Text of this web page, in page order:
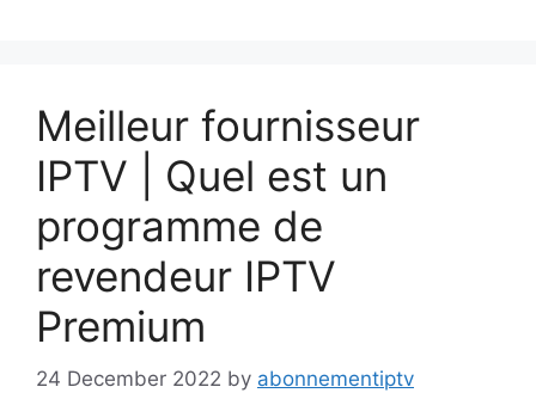
Meilleur fournisseur
IPTV | Quel est un
programme de
revendeur IPTV
Premium
24 December 2022 by abonnementiptv